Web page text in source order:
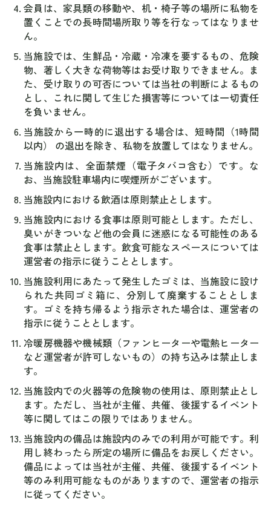
会員は、家具類の移動や、机・椅子等の場所に私物を
置くことでの長時間場所取り等を行なってはなりませ
ん。
当施設では、生鮮品・冷蔵・冷凍を要するもの、危険
物、著しく大きな荷物等はお受け取りできません。ま
た、受け取りの可否については当社の判断によるもの
とし、これに関して生じた損害等については一切責任
を負いません。
当施設から一時的に退出する場合は、短時間（1時間
以内） の退出を除き、私物を放置してはなりません。
当施設内は、全面禁煙（電子タバコ含む）です。な
お、当施設駐車場内に喫煙所がございます。
当施設内における飲酒は原則禁止とします。
当施設内における食事は原則可能とします。ただし、
臭いがきついなど他の会員に迷惑になる可能性のある
食事は禁止とします。飲食可能なスペースについては
運営者の指示に従うこととします。
当施設利用にあたって発生したゴミは、当施設に設け
られた共同ゴミ箱に、分別して廃棄することとしま
す。ゴミを持ち帰るよう指示された場合は、運営者の
指示に従うこととします。
冷暖房機器や機械類（ファンヒーターや電熱ヒーター
など運営者が許可しないもの）の持ち込みは禁止しま
す。
当施設内での火器等の危険物の使用は、原則禁止とし
ます。ただし、当社が主催、共催、後援するイベント
等に関してはこの限りではありません。
当施設内の備品は施設内のみでの利用が可能です。利
用し終わったら所定の場所に備品をお戻しください。
備品によっては当社が主催、共催、後援するイベント
等のみ利用可能なものがありますので、運営者の指示
に従ってください。